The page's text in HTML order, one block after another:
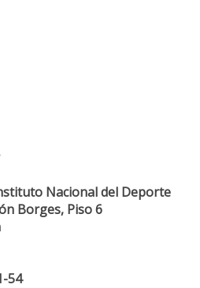
Nacional del Deporte
Borges, Piso 6
54